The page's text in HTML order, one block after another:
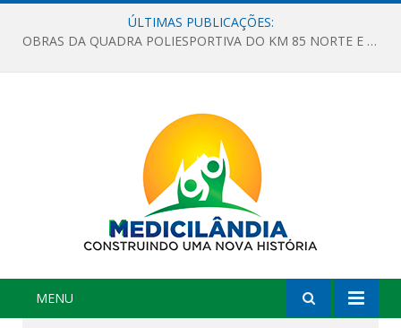
ÚLTIMAS PUBLICAÇÕES:
OBRAS DA QUADRA POLIESPORTIVA DO KM 85 NORTE E DA ESCOLA GASPAR VIANA AVANÇAM
MENU